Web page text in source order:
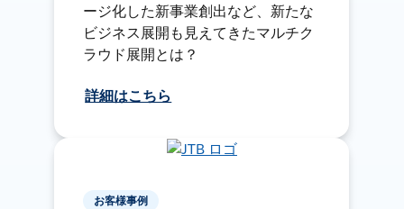
ージ化した新事業創出など、新たな
ビジネス展開も見えてきたマルチク
ラウド展開とは？
詳細はこちら
お客様事例